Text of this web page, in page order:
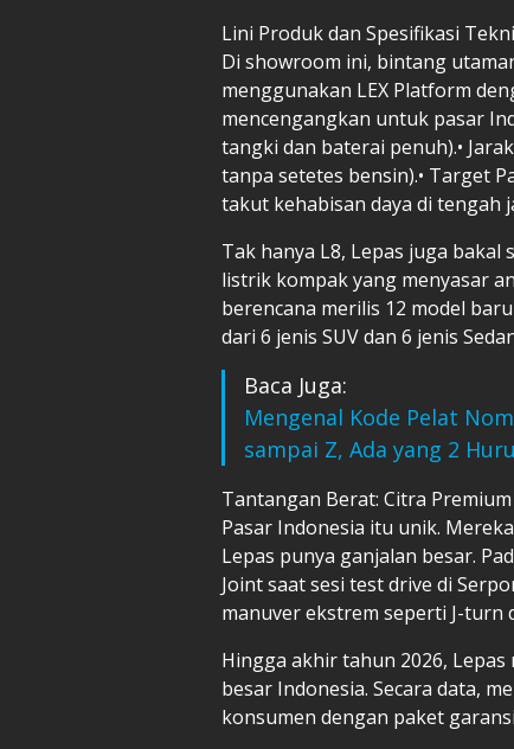
Lini Produk dan Spesifikasi
Di showroom ini, bintang
menggunakan LEX Platform
mencengangkan untuk pasar
tangki dan baterai penuh).•⁠
tanpa setetes bensin).•⁠ ⁠Target
takut kehabisan daya di tengah
Tak hanya L8, Lepas juga bakal
listrik kompak yang menyasar
berencana merilis 12 model
dari 6 jenis SUV dan 6 jenis
Baca Juga:
Mengenal Kode Pelat
sampai Z, Ada yang 2
Tantangan Berat: Citra
Pasar Indonesia itu unik.
Lepas punya ganjalan besar.
Joint saat sesi test drive di
manuver ekstrem seperti J-turn
Hingga akhir tahun 2026,
besar Indonesia. Secara data,
konsumen dengan paket